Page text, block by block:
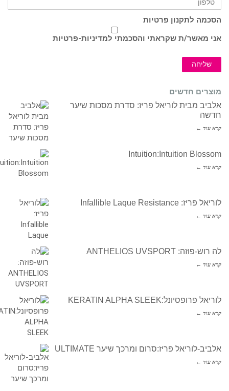
הסכמה לתקנון פרטיות
אני מאשר/ת שקראתי והסכמתי למדיניות-פרטיות
שליחה
מוצרים חדשים
אלביב מבית לוריאל פריז: סדרת מסכות שיער
חדשה
קרא עוד ←
Intuition:Intuition Blossom
קרא עוד ←
לוריאל פריז: Infallible Laque Resistance
קרא עוד ←
לה רוש-פוזה: ANTHELIOS UVSPORT
קרא עוד ←
לוריאל פרופסיונל:KERATIN ALPHA SLEEK
קרא עוד ←
אלביב-לוריאל פריז:סרום ומרכך שיער ULTIMATE
קרא עוד ←